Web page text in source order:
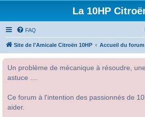
La 10HP
FAQ
Site de l'Amicale Citroën 10HP Accueil du forum
Un problème de mécanique à résoudre,
astuce ....
Ce forum à l'intention des passionnés de
aider.